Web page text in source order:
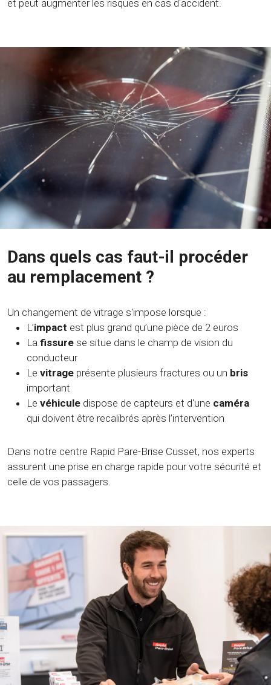
et peut augmenter les risques en cas d'accident.
Dans quels cas faut-il procéder
au remplacement ?
Un changement de vitrage s'impose lorsque :
L’impact est plus grand qu’une pièce de 2 euros
La fissure se situe dans le champ de vision du
conducteur
Le vitrage présente plusieurs fractures ou un bris
important
Le véhicule dispose de capteurs et d'une caméra
qui doivent être recalibrés après l’intervention
Dans notre centre Rapid Pare-Brise Cusset, nos experts
assurent une prise en charge rapide pour votre sécurité et
celle de vos passagers.